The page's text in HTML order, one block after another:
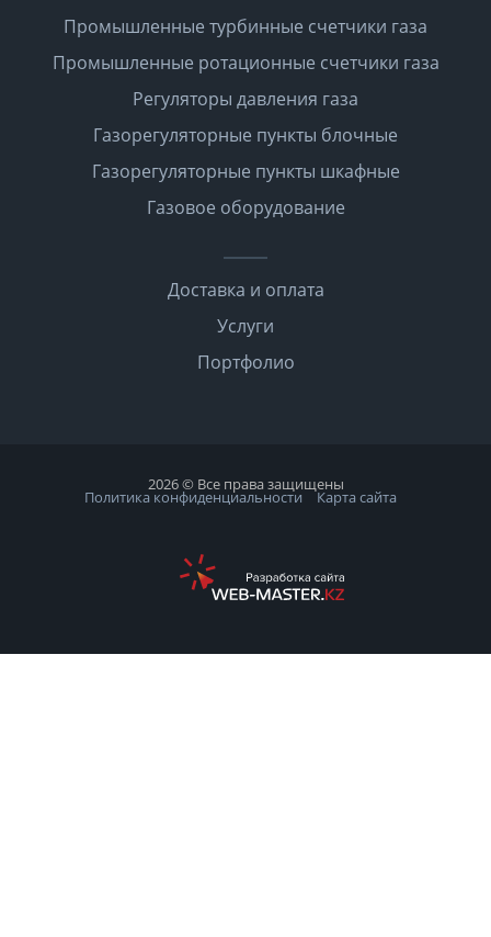
Промышленные турбинные счетчики газа
Промышленные ротационные счетчики газа
Регуляторы давления газа
Газорегуляторные пункты блочные
Газорегуляторные пункты шкафные
Газовое оборудование
Доставка и оплата
Услуги
Портфолио
2026 © Все права защищены
Политика конфиденциальности Карта сайта